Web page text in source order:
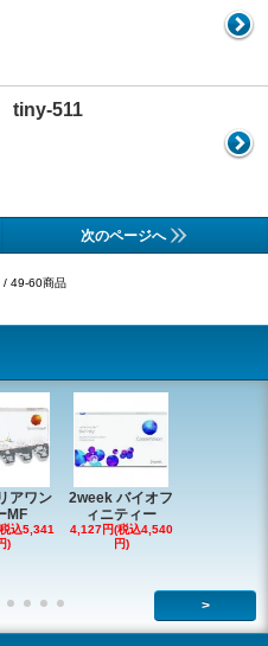
tiny-511
次のページへ
/ 49-60商品
アワン
MF
込5,341
)
2week バイオフ
ィニティー
4,127円(税込4,540
円)
>